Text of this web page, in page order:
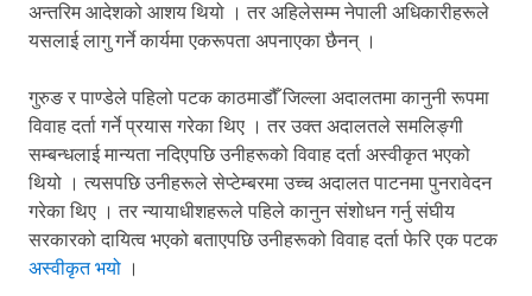
अन्तरिम आदेशको आशय थियो । तर अहिलेसम्म नेपाली अधिकारीहरूले
यसलाई लागु गर्ने कार्यमा एकरूपता अपनाएका छैनन् ।
गुरुङ र पाण्डेले पहिलो पटक काठमाडौँ जिल्ला अदालतमा कानुनी रूपमा
विवाह दर्ता गर्ने प्रयास गरेका थिए । तर उक्त अदालतले समलिङ्गी
सम्बन्धलाई मान्यता नदिएपछि उनीहरूको विवाह दर्ता अस्वीकृत भएको
थियो । त्यसपछि उनीहरूले सेप्टेम्बरमा उच्च अदालत पाटनमा पुनरावेदन
गरेका थिए । तर न्यायाधीशहरूले पहिले कानुन संशोधन गर्नु संघीय
सरकारको दायित्व भएको बताएपछि उनीहरूको विवाह दर्ता फेरि एक पटक
अस्वीकृत भयो ।